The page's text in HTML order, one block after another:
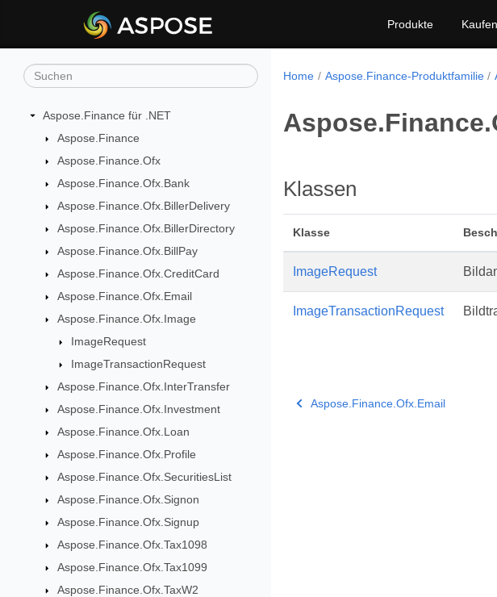
Produkte Kaufen
Aspose.Finance für .NET
Aspose.Finance
Aspose.Finance.Ofx
Aspose.Finance.Ofx.Bank
Aspose.Finance.Ofx.BillerDelivery
Aspose.Finance.Ofx.BillerDirectory
Aspose.Finance.Ofx.BillPay
Aspose.Finance.Ofx.CreditCard
Aspose.Finance.Ofx.Email
Aspose.Finance.Ofx.Image
ImageRequest
ImageTransactionRequest
Aspose.Finance.Ofx.InterTransfer
Aspose.Finance.Ofx.Investment
Aspose.Finance.Ofx.Loan
Aspose.Finance.Ofx.Profile
Aspose.Finance.Ofx.SecuritiesList
Aspose.Finance.Ofx.Signon
Aspose.Finance.Ofx.Signup
Aspose.Finance.Ofx.Tax1098
Aspose.Finance.Ofx.Tax1099
Aspose.Finance.Ofx.TaxW2
Home Aspose.Finance-Produktfamilie
Klassen
Klasse
ImageRequest
ImageTransactionRequest
Aspose.Finance.Ofx.Email